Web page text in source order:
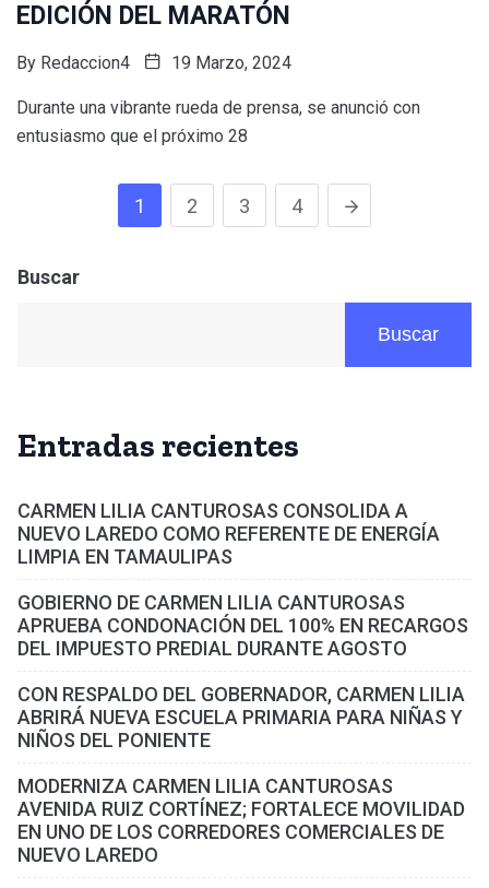
EDICIÓN DEL MARATÓN
By Redaccion4 19 Marzo, 2024
Durante una vibrante rueda de prensa, se anunció con
entusiasmo que el próximo 28
1 2 3 4
Buscar
Buscar
Entradas recientes
CARMEN LILIA CANTUROSAS CONSOLIDA A
NUEVO LAREDO COMO REFERENTE DE ENERGÍA
LIMPIA EN TAMAULIPAS
GOBIERNO DE CARMEN LILIA CANTUROSAS
APRUEBA CONDONACIÓN DEL 100% EN RECARGOS
DEL IMPUESTO PREDIAL DURANTE AGOSTO
CON RESPALDO DEL GOBERNADOR, CARMEN LILIA
ABRIRÁ NUEVA ESCUELA PRIMARIA PARA NIÑAS Y
NIÑOS DEL PONIENTE
MODERNIZA CARMEN LILIA CANTUROSAS
AVENIDA RUIZ CORTÍNEZ; FORTALECE MOVILIDAD
EN UNO DE LOS CORREDORES COMERCIALES DE
NUEVO LAREDO